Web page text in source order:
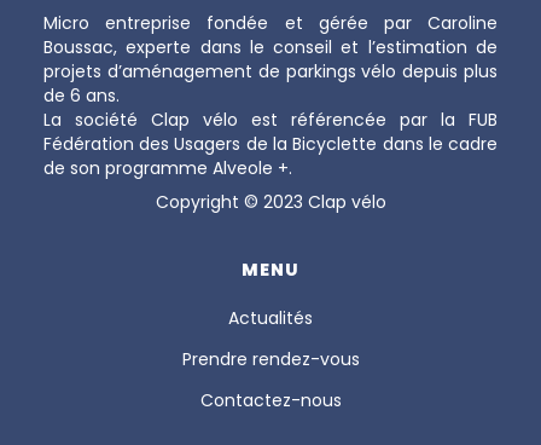
Micro entreprise fondée et gérée par Caroline
Boussac, experte dans le conseil et l’estimation de
projets d’aménagement de parkings vélo depuis plus
de 6 ans.
La société Clap vélo est référencée par la FUB
Fédération des Usagers de la Bicyclette dans le cadre
de son programme Alveole +.
Copyright © 2023 Clap vélo
MENU
Actualités
Prendre rendez-vous
Contactez-nous